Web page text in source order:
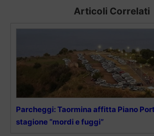
Articoli Correlati
Parcheggi: Taormina affitta Piano
stagione “mordi e fuggi”